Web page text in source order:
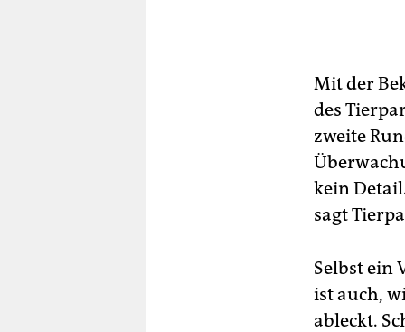
Mit der
des
zweite
kein
sagt
Selbst ein
ist auch,
ableckt.